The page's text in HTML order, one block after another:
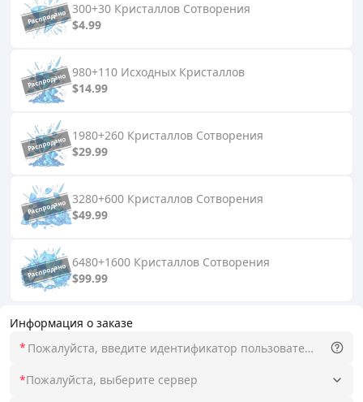
Информация о заказе
*
*Пожалуйста, выберите сервер
300+30 Кристаллов Сотворения
$4.99
980+110 Исходных Кристаллов
$14.99
1980+260 Кристаллов Сотворения
$29.99
3280+600 Кристаллов Сотворения
$49.99
6480+1600 Кристаллов Сотворения
$99.99